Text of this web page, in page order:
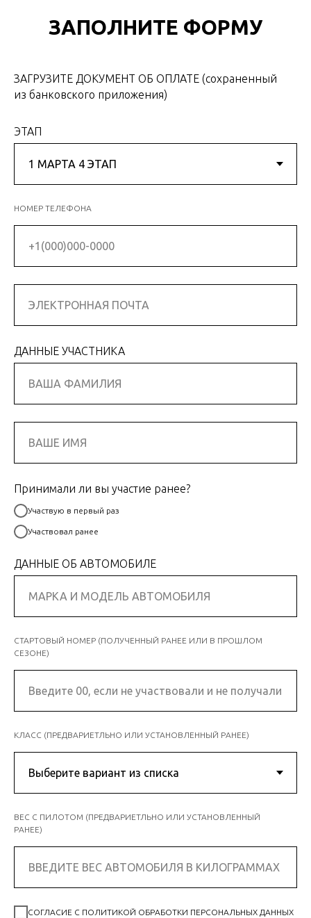
ЗАПОЛНИТЕ ФОРМУ
ЗАГРУЗИТЕ ДОКУМЕНТ ОБ ОПЛАТЕ (сохраненный
из банковского приложения)
ЭТАП
НОМЕР ТЕЛЕФОНА
ДАННЫЕ УЧАСТНИКА
Принимали ли вы участие ранее?
Участвую в первый раз
Участвовал ранее
ДАННЫЕ ОБ АВТОМОБИЛЕ
СТАРТОВЫЙ НОМЕР (ПОЛУЧЕННЫЙ РАНЕЕ ИЛИ В ПРОШЛОМ
СЕЗОНЕ)
КЛАСС (ПРЕДВАРИЕТЛЬНО ИЛИ УСТАНОВЛЕННЫЙ РАНЕЕ)
ВЕС С ПИЛОТОМ (ПРЕДВАРИЕТЛЬНО ИЛИ УСТАНОВЛЕННЫЙ
РАНЕЕ)
СОГЛАСИЕ С ПОЛИТИКОЙ ОБРАБОТКИ ПЕРСОНАЛЬНЫХ ДАННЫХ